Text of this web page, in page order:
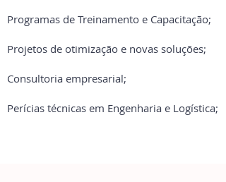
Programas de Treinamento e Capacitação;
Projetos de otimização e novas soluções;
Consultoria empresarial;
Perícias técnicas em Engenharia e Logística;